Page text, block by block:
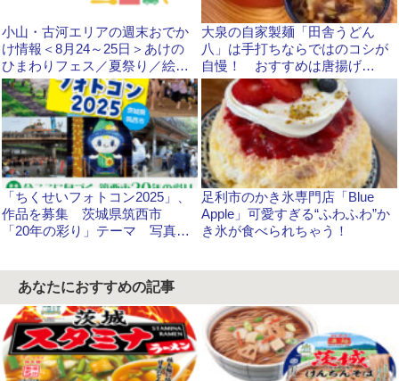
小山・古河エリアの週末おでか
け情報＜8月24～25日＞あけの
ひまわりフェス／夏祭り／絵本
原画展
大泉の自家製麺「田舎うどん
八」は手打ちならではのコシが
自慢！ おすすめは唐揚げ
が・・・
「ちくせいフォトコン2025」、
作品を募集 茨城県筑西市
「20年の彩り」テーマ 写真・
足利市のかき氷専門店「Blue
Apple」可愛すぎる“ふわふわ”か
き氷が食べられちゃう！
あなたにおすすめの記事